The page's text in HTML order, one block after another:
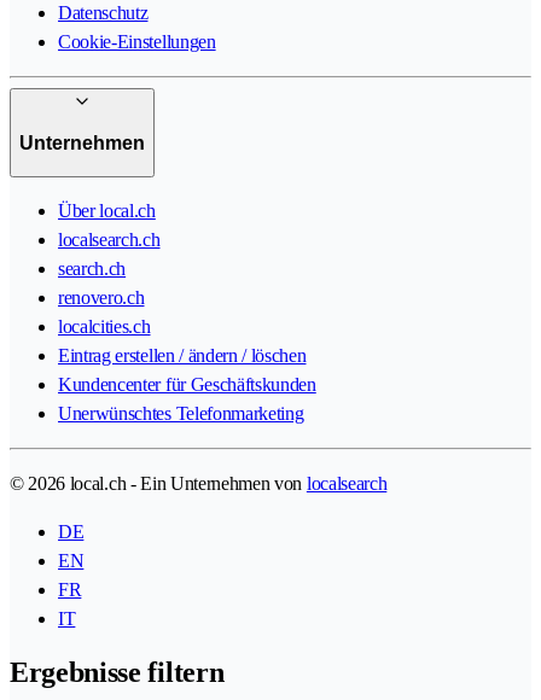
Datenschutz
Cookie-Einstellungen
Unternehmen
Über local.ch
localsearch.ch
search.ch
renovero.ch
localcities.ch
Eintrag erstellen / ändern / löschen
Kundencenter für Geschäftskunden
Unerwünschtes Telefonmarketing
© 2026 local.ch - Ein Unternehmen von localsearch
DE
EN
FR
IT
Ergebnisse filtern